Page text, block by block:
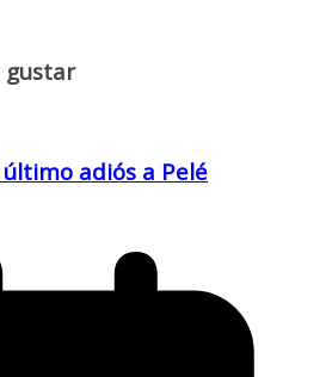
gustar
adiós a Pelé